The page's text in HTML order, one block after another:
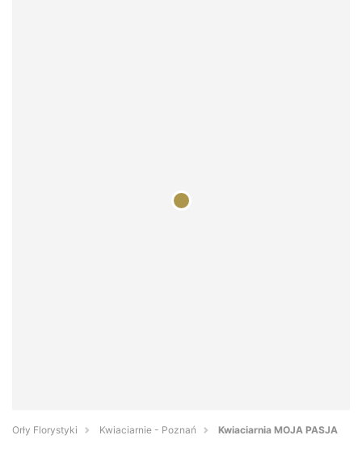
Orły Florystyki Kwiaciarnie - Poznań Kwiaciarnia MOJA PASJA